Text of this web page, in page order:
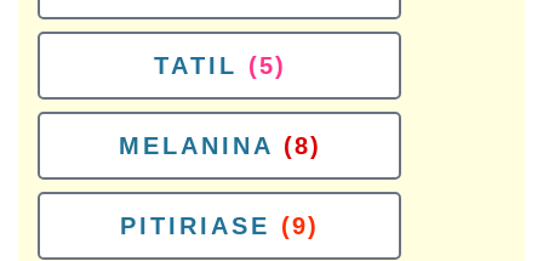
TATIL (5)
MELANINA (8)
PITIRIASE (9)